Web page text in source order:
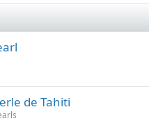
de Tahiti